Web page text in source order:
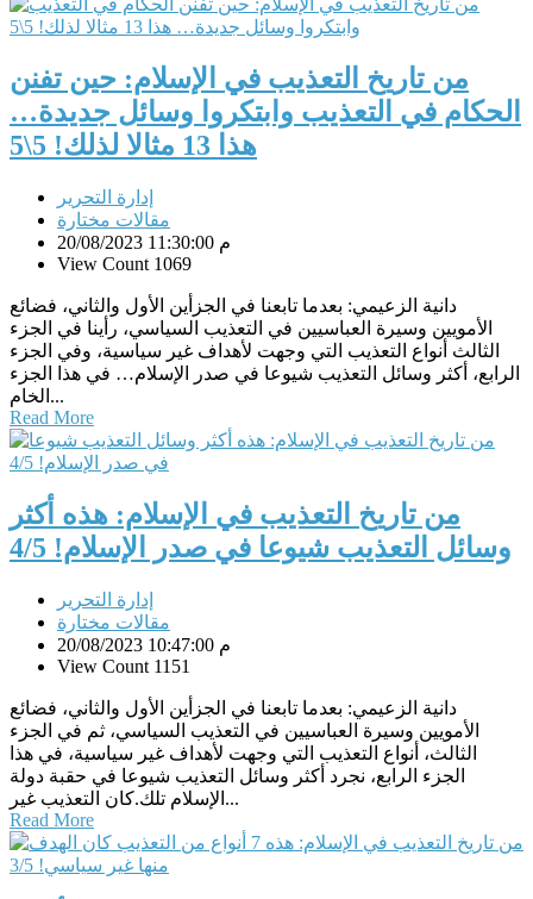
من تاريخ التعذيب في الإسلام: حين تفنن
الحكام في التعذيب وابتكروا وسائل جديدة…
هذا 13 مثالا لذلك! 5\5
إدارة التحرير
مقالات مختارة
20/08/2023 11:30:00 م
View Count 1069
دانية الزعيمي: بعدما تابعنا في الجزأين الأول والثاني، فضائع
الأمويين وسيرة العباسيين في التعذيب السياسي، رأينا في الجزء
الثالث أنواع التعذيب التي وجهت لأهداف غير سياسية، وفي الجزء
الرابع، أكثر وسائل التعذيب شيوعا في صدر الإسلام… في هذا الجزء
الخام...
Read More
من تاريخ التعذيب في الإسلام: هذه أكثر
وسائل التعذيب شيوعا في صدر الإسلام! 4/5
إدارة التحرير
مقالات مختارة
20/08/2023 10:47:00 م
View Count 1151
دانية الزعيمي: بعدما تابعنا في الجزأين الأول والثاني، فضائع
الأمويين وسيرة العباسيين في التعذيب السياسي، ثم في الجزء
الثالث، أنواع التعذيب التي وجهت لأهداف غير سياسية، في هذا
الجزء الرابع، نجرد أكثر وسائل التعذيب شيوعا في حقبة دولة
الإسلام تلك.كان التعذيب غير...
Read More